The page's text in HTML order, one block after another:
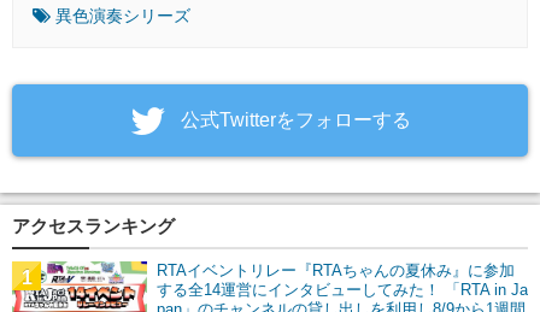
異色演奏シリーズ
‎公式Twitterをフォローする
アクセスランキング
RTAイベントリレー『RTAちゃんの夏休み』に参加
する全14運営にインタビューしてみた！ 「RTA in Ja
1